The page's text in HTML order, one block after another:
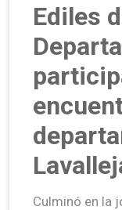
Ediles
Culminó en la